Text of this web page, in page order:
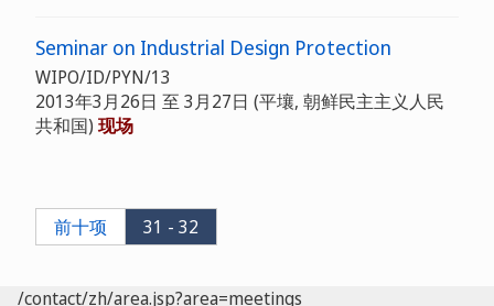
Seminar on Industrial Design Protection
WIPO/ID/PYN/13
2013年3月26日 至 3月27日 (平壤, 朝鲜民主主义人民
共和国) 现场
前十项 31 - 32
/contact/zh/area.jsp?area=meetings